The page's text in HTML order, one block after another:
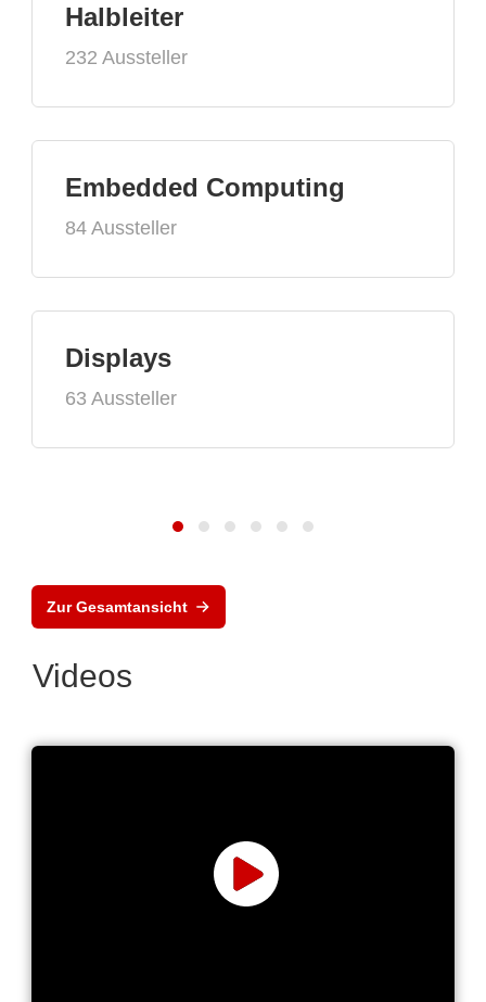
Halbleiter
232 Aussteller
Embedded Computing
84 Aussteller
Displays
63 Aussteller
Zur Gesamtansicht
Videos